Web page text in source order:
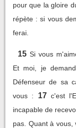
pour que la gloire
répète : si vous
ferai.
15 Si vous
Et moi, je
Défenseur de sa
vous :
17 c'est
incapable de
pas. Quant à vous,